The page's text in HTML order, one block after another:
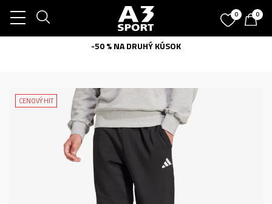
0 0
-50 % NA DRUHÝ KÚSOK
CENOVÝ HIT